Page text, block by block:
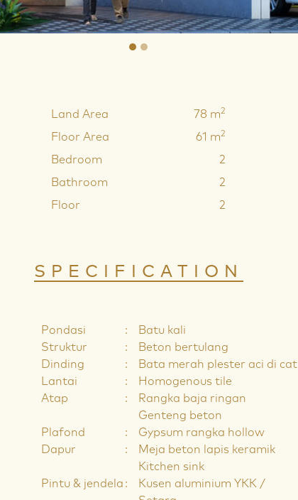
Land Area 78 m2
Floor Area 61 m2
Bedroom
2
Bathroom
2
Floor
2
SPECIFICATION
Pondasi :
Batu kali
Struktur
:
Beton bertulang
Dinding
:
Bata merah plester aci di cat
Lantai
:
Homogenous tile
Atap
:
Rangka baja ringan
Genteng beton
Plafond
:
Gypsum rangka hollow
Dapur
:
Meja beton lapis keramik
Kitchen sink
Pintu & jendela :
Kusen aluminium YKK /